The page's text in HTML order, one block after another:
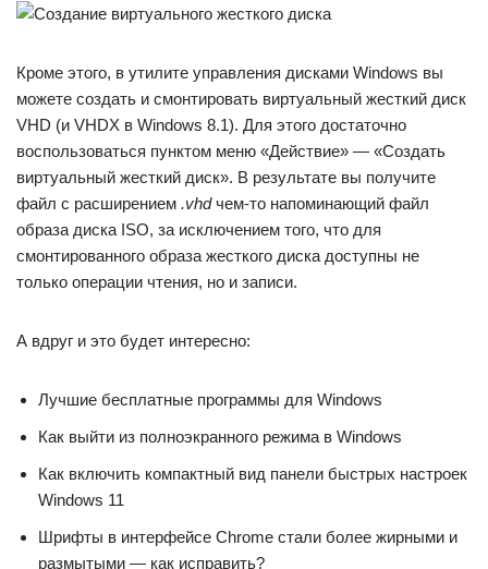
Кроме этого, в утилите управления дисками Windows вы
можете создать и смонтировать виртуальный жесткий диск
VHD (и VHDX в Windows 8.1). Для этого достаточно
воспользоваться пунктом меню «Действие» — «Создать
виртуальный жесткий диск». В результате вы получите
файл с расширением .vhdчем-то напоминающий файл
образа диска ISO, за исключением того, что для
смонтированного образа жесткого диска доступны не
только операции чтения, но и записи.
А вдруг и это будет интересно:
Лучшие бесплатные программы для Windows
Как выйти из полноэкранного режима в Windows
Как включить компактный вид панели быстрых настроек
Windows 11
Шрифты в интерфейсе Chrome стали более жирными и
размытыми — как исправить?